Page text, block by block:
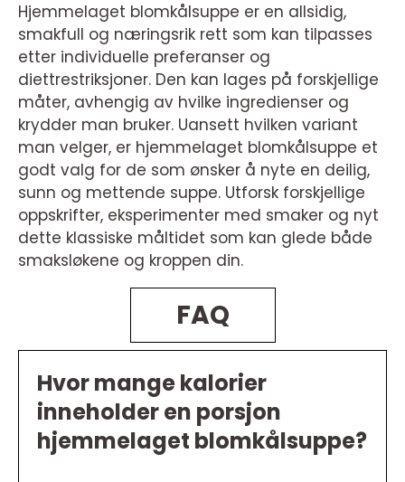
Hjemmelaget blomkålsuppe er en allsidig,
smakfull og næringsrik rett som kan tilpasses
etter individuelle preferanser og
diettrestriksjoner. Den kan lages på forskjellige
måter, avhengig av hvilke ingredienser og
krydder man bruker. Uansett hvilken variant
man velger, er hjemmelaget blomkålsuppe et
godt valg for de som ønsker å nyte en deilig,
sunn og mettende suppe. Utforsk forskjellige
oppskrifter, eksperimenter med smaker og nyt
dette klassiske måltidet som kan glede både
smaksløkene og kroppen din.
FAQ
Hvor mange kalorier
inneholder en porsjon
hjemmelaget blomkålsuppe?